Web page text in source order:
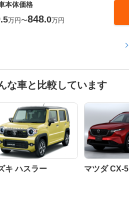
本体価格
.5万円〜848.0万円
な車と比較しています
キ ハスラー マツダ CX-5